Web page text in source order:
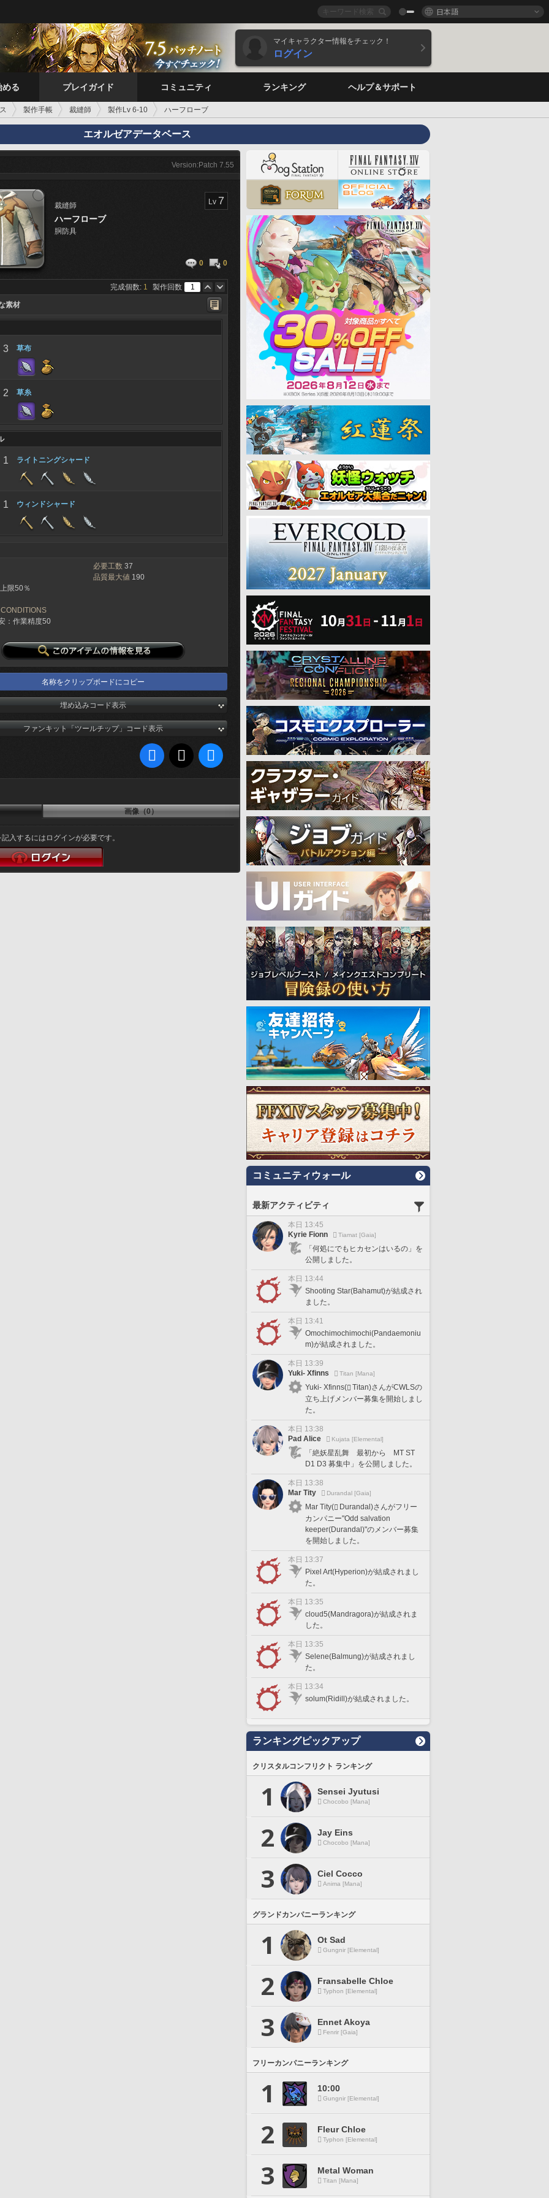
日本語
マイキャラクター情報をチェック！
ログイン
める プレイガイド コミュニティ ランキング ヘルプ＆サポート
製作手帳 裁縫師 製作Lv 6-10 ハーフローブ
エオルゼアデータベース
Version:Patch 7.55
裁縫師 Lv 7
ハーフローブ
胴防具
0 0
完成個数: 1 製作回数
素材
3 草布
2 草糸
1 ライトニングシャード
1 ウィンドシャード
必要工数 37
品質最大値 190
限50％
：作業精度50
名称をクリップボードにコピー
埋め込みコード表示
ファンキット「ツールチップ」コード表示
画像（0）
入するにはログインが必要です。
コミュニティウォール
最新アクティビティ
本日 13:45
Kyrie Fionn
Tiamat [Gaia]
「何処にでもヒカセンはいるの」を
公開しました。
本日 13:44
Shooting Star(Bahamut)が結成され
ました。
本日 13:41
Omochimochimochi(Pandaemoniu
m)が結成されました。
本日 13:39
Yuki- Xfinns
Titan [Mana]
Yuki- Xfinns(
Titan)さんがCWLSの
立ち上げメンバー募集を開始しまし
た。
本日 13:38
Pad Alice
Kujata [Elemental]
「絶妖星乱舞 最初から MT ST
D1 D3 募集中」を公開しました。
本日 13:38
Mar Tity
Durandal [Gaia]
Mar Tity(
Durandal)さんがフリー
カンパニー"Odd salvation
keeper(Durandal)"のメンバー募集
を開始しました。
本日 13:37
Pixel Art(Hyperion)が結成されまし
た。
本日 13:35
cloud5(Mandragora)が結成されま
した。
本日 13:35
Selene(Balmung)が結成されまし
た。
本日 13:34
solum(Ridill)が結成されました。
ランキングピックアップ
クリスタルコンフリクト ランキング
1 Sensei Jyutusi
Chocobo [Mana]
2 Jay Eins
Chocobo [Mana]
3 Ciel Cocco
Anima [Mana]
グランドカンパニーランキング
1 Ot Sad
Gungnir [Elemental]
2 Fransabelle Chloe
Typhon [Elemental]
3 Ennet Akoya
Fenrir [Gaia]
フリーカンパニーランキング
1 10:00
Gungnir [Elemental]
2 Fleur Chloe
Typhon [Elemental]
3 Metal Woman
Titan [Mana]